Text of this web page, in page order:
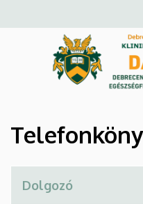
Debreceni
és
Intézet
a